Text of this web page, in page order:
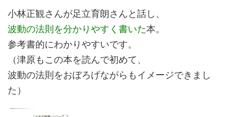
小林正観さんが足立育朗さんと話し、
波動の法則を分かりやすく書いた本。
参考書的にわかりやすいです。
（津原もこの本を読んで初めて、
波動の法則をおぼろげながらもイメージできまし
た）